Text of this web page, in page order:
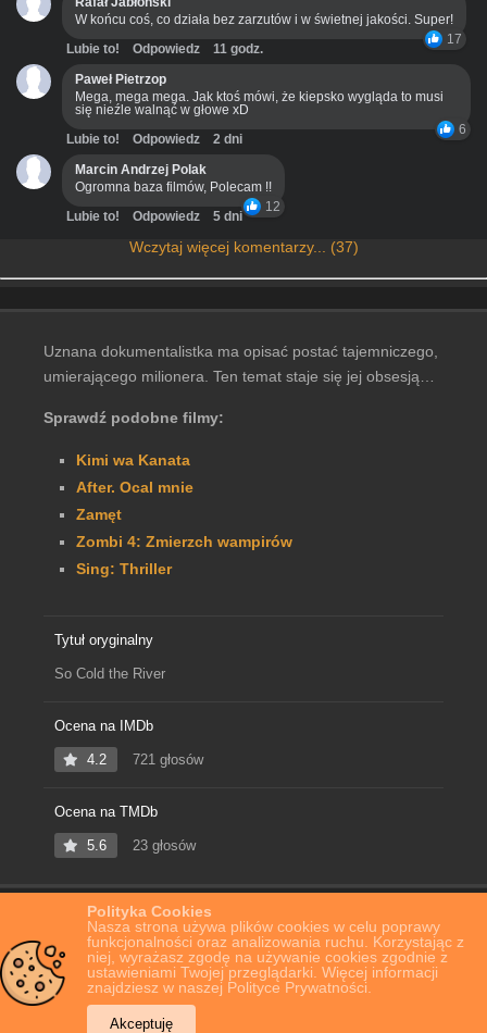
Polityka Cookies
Nasza strona używa plików cookies w celu poprawy
funkcjonalności oraz analizowania ruchu. Korzystając z
niej, wyrażasz zgodę na używanie cookies zgodnie z
ustawieniami Twojej przeglądarki. Więcej informacji
znajdziesz w naszej Polityce Prywatności.
Akceptuję
W końcu coś, co działa bez zarzutów i w świetnej jakości. Super!
17
Lubie to! Odpowiedz
11 godz.
Paweł Pietrzop
Mega, mega mega. Jak ktoś mówi, że kiepsko wygląda to musi
się nieźle walnąć w głowe xD
6
Lubie to! Odpowiedz
2 dni
Marcin Andrzej Polak
Ogromna baza filmów, Polecam !!
12
Lubie to! Odpowiedz 5 dni
Wczytaj więcej komentarzy... (37)
Uznana dokumentalistka ma opisać postać tajemniczego,
umierającego milionera. Ten temat staje się jej obsesją…
Sprawdź podobne filmy:
Kimi wa Kanata
After. Ocal mnie
Zamęt
Zombi 4: Zmierzch wampirów
Sing: Thriller
Tytuł oryginalny
So Cold the River
Ocena na IMDb
4.2 721 głosów
Ocena na TMDb
5.6 23 głosów
Film Online Tajemnica rzeki